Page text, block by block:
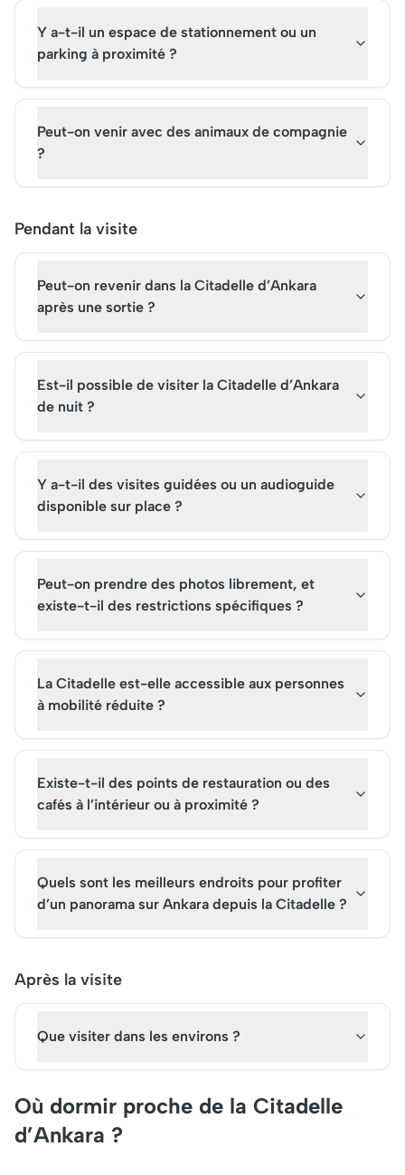
Y a-t-il un espace de stationnement ou un
parking à proximité ?
Peut-on venir avec des animaux de compagnie
?
Pendant la visite
Peut-on revenir dans la Citadelle d’Ankara
après une sortie ?
Est-il possible de visiter la Citadelle d’Ankara
de nuit ?
Y a-t-il des visites guidées ou un audioguide
disponible sur place ?
Peut-on prendre des photos librement, et
existe-t-il des restrictions spécifiques ?
La Citadelle est-elle accessible aux personnes
à mobilité réduite ?
Existe-t-il des points de restauration ou des
cafés à l’intérieur ou à proximité ?
Quels sont les meilleurs endroits pour profiter
d’un panorama sur Ankara depuis la Citadelle ?
Après la visite
Que visiter dans les environs ?
Où dormir proche de la Citadelle
d’Ankara ?